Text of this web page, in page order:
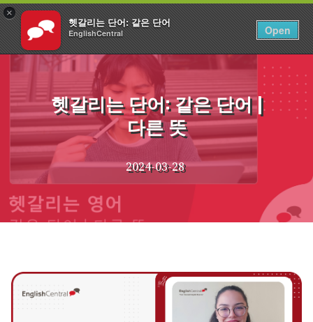
×
헷갈리는 단어: 같은 단어
EnglishCentral Open
로그인 KO
Skip
헷갈리는 단어: 같은 단어 |
다른 뜻
2024-03-28